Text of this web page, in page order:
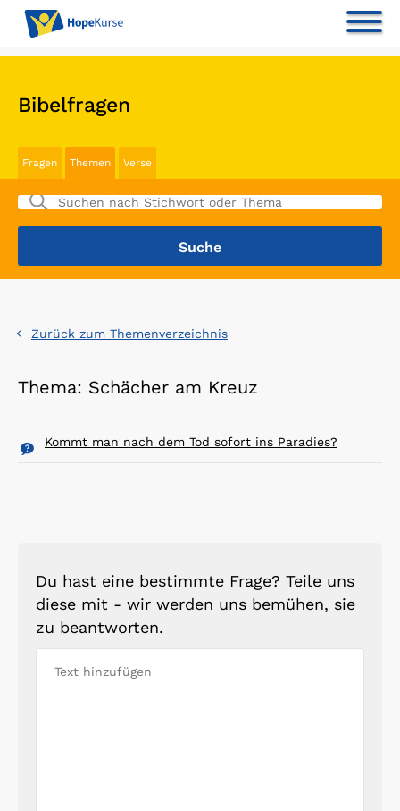
Bibelfragen
Fragen Themen Verse
Zurück zum Themenverzeichnis
Thema: Schächer am Kreuz
Kommt man nach dem Tod sofort ins Paradies?
Du hast eine bestimmte Frage? Teile uns
diese mit - wir werden uns bemühen, sie
zu beantworten.